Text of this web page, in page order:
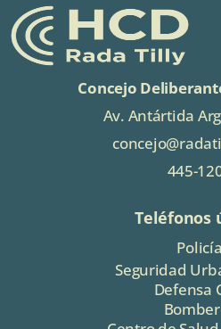
Concejo
Av. Antártida
445-
Teléfonos
Policía
Seguridad
Defensa